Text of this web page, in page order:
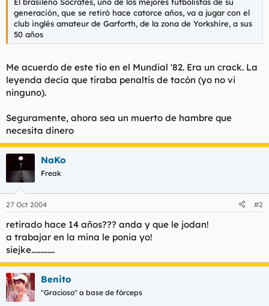
d
e
l
t
a
c
i
generación, que se retiró hace catorce años, va a jugar con el
club inglés amateur de Garforth, de la zona de Yorkshire, a sus
50 años
Me acuerdo de este tio en el Mundial '82. Era un crack. La
leyenda decía que tiraba penaltis de tacón (yo no vi
ninguno).
Seguramente, ahora sea un muerto de hambre que
necesita dinero
NaKo
Freak
27 Oct 2004 #2
retirado hace 14 años??? anda y que le jodan!
a trabajar en la mina le ponia yo!
siejke.............
Benito
"Gracioso" a base de fórceps